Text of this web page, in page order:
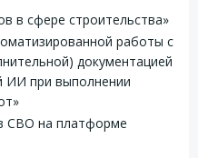
в сфере строительства»
работы с
документацией
ИИ при выполнении
СВО на платформе